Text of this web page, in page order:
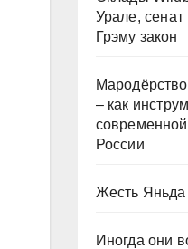
Урале,
Грэму закон
– как
России
Жесть Яньда
Иногда они